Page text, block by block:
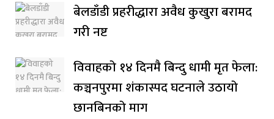
बेलडाँडी प्रहरीद्धारा अवैध कुखुरा बरामद
गरी नष्ट
विवाहको १४ दिनमै बिन्दु धामी मृत फेला:
कञ्चनपुरमा शंकास्पद घटनाले उठायो
छानबिनको माग